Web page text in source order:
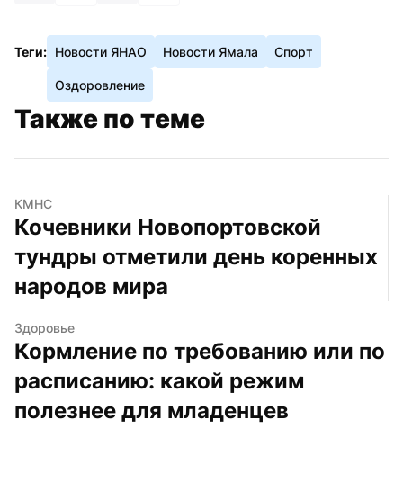
Теги: Новости ЯНАО Новости Ямала Спорт
Оздоровление
Также по теме
КМНС
Кочевники Новопортовской
тундры отметили день коренных
народов мира
Здоровье
Кормление по требованию или по
расписанию: какой режим
полезнее для младенцев